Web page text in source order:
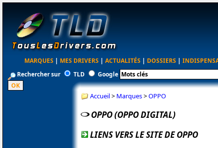
MARQUES | MES DRIVERS | ACTUALITÉS | DOSSIERS |
Rechercher sur
TLD Google
Accueil> Marques>OPPO
OPPO (OPPO DIGITAL)
LIENS VERS LE SITE DE OPPO